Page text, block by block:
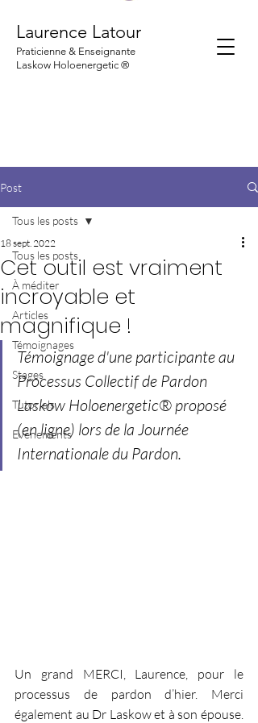
Laurence Latour
Praticienne & Enseignante
Laskow Holoenergetic ®
Post
Tous les posts
À méditer
Articles
Témoignages
Stages
Tutoriels
Evénements
Tous les posts
Cet outil est vraiment
incroyable et
magnifique !
18 sept. 2022
Témoignage d'une participante au
Processus Collectif de Pardon
Laskow Holoenergetic® proposé
(en ligne) lors de la Journée
Internationale du Pardon.
Un grand MERCI, Laurence, pour le
processus de pardon d’hier. Merci
également au Dr Laskow et à son épouse.